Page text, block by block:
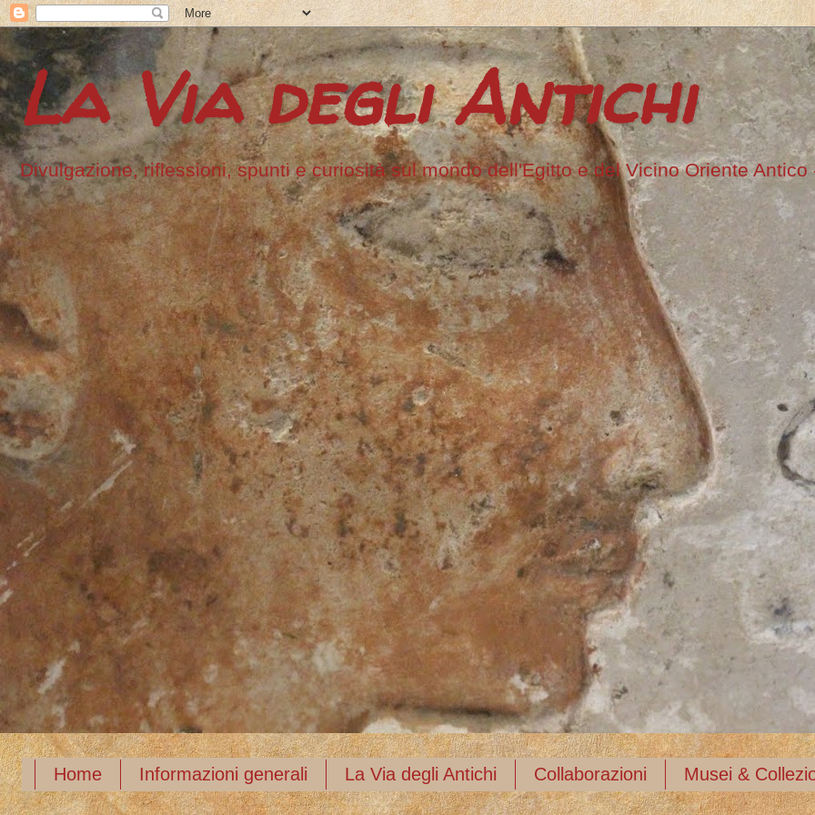
La Via degli Antichi
Divulgazione, riflessioni, spunti e curiosità sul mondo dell'Egitto e del Vicino Oriente Antico
Home Informazioni generali La Via degli Antichi Collaborazioni Musei &